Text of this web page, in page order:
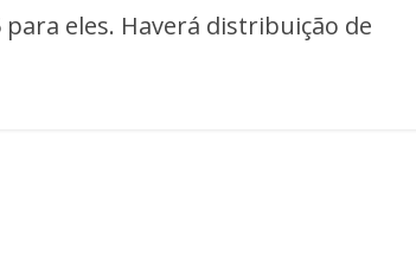
eles. Haverá distribuição de